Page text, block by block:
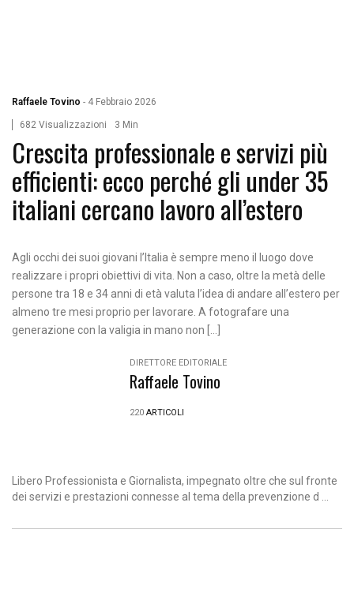
Raffaele Tovino - 4 Febbraio 2026
682 Visualizzazioni 3 Min
Crescita professionale e servizi più
efficienti: ecco perché gli under 35
italiani cercano lavoro all’estero
Agli occhi dei suoi giovani l’Italia è sempre meno il luogo dove
realizzare i propri obiettivi di vita. Non a caso, oltre la metà delle
persone tra 18 e 34 anni di età valuta l’idea di andare all’estero per
almeno tre mesi proprio per lavorare. A fotografare una
generazione con la valigia in mano non […]
DIRETTORE EDITORIALE
Raffaele Tovino
220 ARTICOLI
Libero Professionista e Giornalista, impegnato oltre che sul fronte
dei servizi e prestazioni connesse al tema della prevenzione d ...